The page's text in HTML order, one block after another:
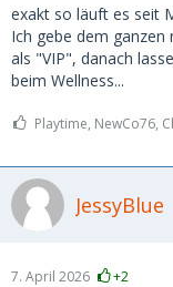
Und unfassbar viele
einem Telefont. Ich
kannte sowas noch
Influencer benutzt
Also ja. Es gibt
scheinen wirklich
Man muss also
exakt so läuft es seit
Ich gebe dem ganzen
als "VIP", danach
beim Wellness...
Playtime, NewCo76,
JessyBlue
7. April 2026 +2